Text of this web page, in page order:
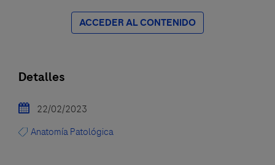
ACCEDER AL CONTENIDO
Detalles
22/02/2023
Anatomía Patológica